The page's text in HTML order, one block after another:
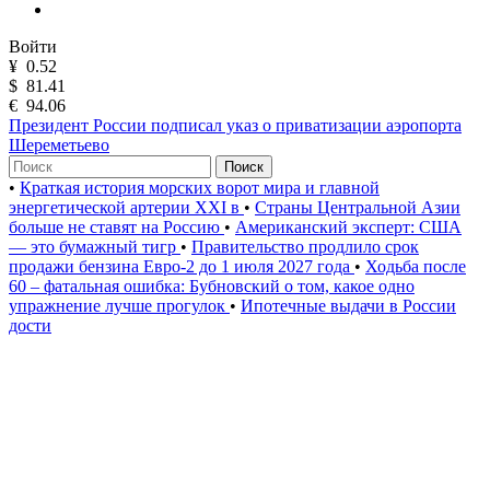
Войти
¥ 0.52
$ 81.41
€ 94.06
Президент России подписал указ о приватизации аэропорта
Шереметьево
Поиск
• Краткая история морских ворот мира и главной
энергетической артерии XXI в • Страны Центральной Азии
больше не ставят на Россию • Американский эксперт: США
— это бумажный тигр • Правительство продлило срок
продажи бензина Евро-2 до 1 июля 2027 года • Ходьба после
60 – фатальная ошибка: Бубновский о том, какое одно
упражнение лучше прогулок • Ипотечные выдачи в России
дости